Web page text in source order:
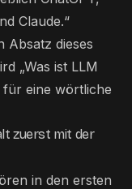
Claude.“
Absatz dieses
„Was ist LLM
für eine wörtliche
zuerst mit der
in den ersten